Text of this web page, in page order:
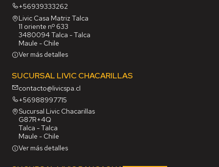
+56939333262
Livic Casa Matriz Talca
11 oriente nº 633
3480094 Talca - Talca
Maule - Chile
Ver más detalles
SUCURSAL LIVIC CHACARILLAS
contacto@livicspa.cl
+56988997715
Sucursal Livic Chacarillas
G87R+4Q
Talca - Talca
Maule - Chile
Ver más detalles